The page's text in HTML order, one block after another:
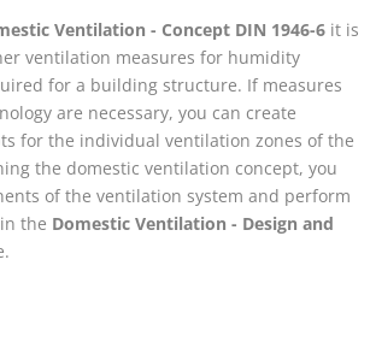
Ventilation - Concept DIN 1946-6 it is
ventilation measures for humidity
for a building structure. If measures
are necessary, you can create
for the individual ventilation zones of the
the domestic ventilation concept, you
of the ventilation system and perform
the Domestic Ventilation - Design and